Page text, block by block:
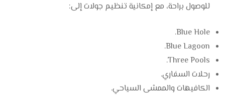
للوصول براحة، مع إمكانية تنظيم جولات إلى:
Blue Hole.
Blue Lagoon.
Three Pools.
رحلات السفاري.
الكافيهات والممشى السياحي.